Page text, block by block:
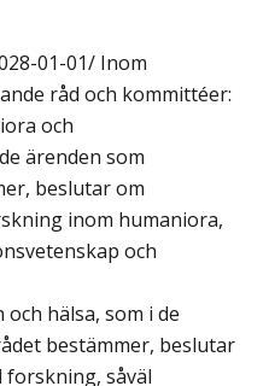
01-01/ Inom
råd och kommittéer:
och
ärenden som
beslutar om
inom humaniora,
och
hälsa, som i de
bestämmer, beslutar
såväl